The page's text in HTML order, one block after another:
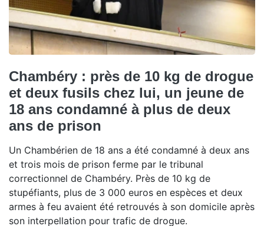
Chambéry : près de 10 kg de drogue
et deux fusils chez lui, un jeune de
18 ans condamné à plus de deux
ans de prison
Un Chambérien de 18 ans a été condamné à deux ans
et trois mois de prison ferme par le tribunal
correctionnel de Chambéry. Près de 10 kg de
stupéfiants, plus de 3 000 euros en espèces et deux
armes à feu avaient été retrouvés à son domicile après
son interpellation pour trafic de drogue.